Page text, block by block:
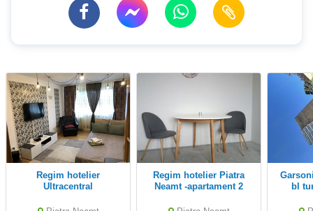
Regim hotelier
Ultracentral
Regim hotelier Piatra
Neamt -apartament 2
Ultracentral-
garsoniera ultracentral